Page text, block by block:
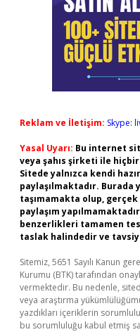
Reklam ve İletişim: Skype:
Yasal Uyarı: Bu internet
veya şahıs şirketi ile
Sitede yalnızca kendi
paylaşılmaktadır.
taşımamakta olup,
paylaşım
benzerlikleri tamamen
taslak halindedir ve
Sitemiz, 5651 Sayılı Kanun
Kurumu (BTK) tarafından
vermektedir. Bu nedenle,
veya araştırma
yazdıkları içeriklerin
bu sorumluluğu kabul etmiş